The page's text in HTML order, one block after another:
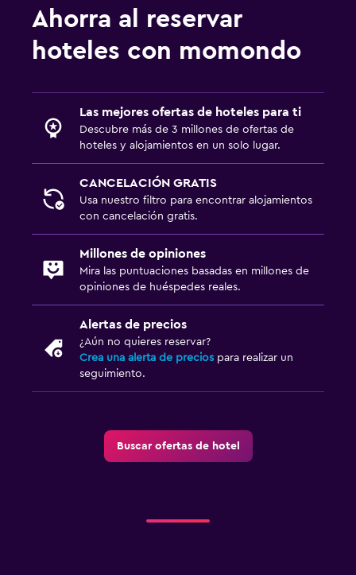
Ahorra al reservar
hoteles con momondo
Las mejores ofertas de hoteles para ti
Descubre más de 3 millones de ofertas de
hoteles y alojamientos en un solo lugar.
CANCELACIÓN GRATIS
Usa nuestro filtro para encontrar alojamientos
con cancelación gratis.
Millones de opiniones
Mira las puntuaciones basadas en millones de
opiniones de huéspedes reales.
Alertas de precios
¿Aún no quieres reservar?
Crea una alerta de precios para realizar un
seguimiento.
Buscar ofertas de hotel